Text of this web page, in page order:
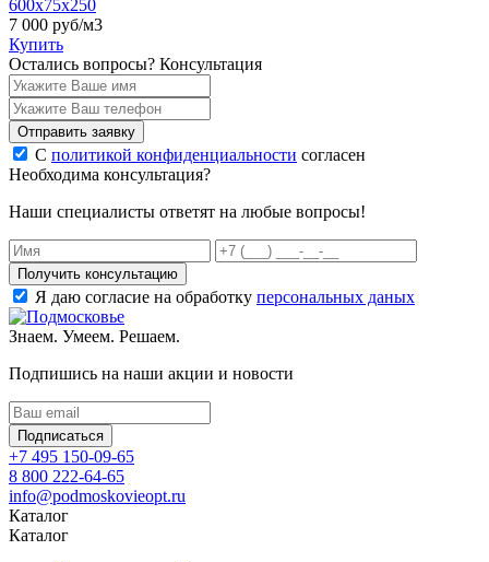
600x75x250
7 000 руб/м3
Купить
Остались вопросы? Консультация
Отправить заявку
С политикой конфиденциальности согласен
Необходима консультация?
Наши специалисты ответят на любые вопросы!
Получить консультацию
Я даю согласие на обработку персональных даных
Знаем. Умеем. Решаем.
Подпишись на наши акции и новости
Подписаться
+7 495 150-09-65
8 800 222-64-65
info@podmoskovieopt.ru
Каталог
Каталог